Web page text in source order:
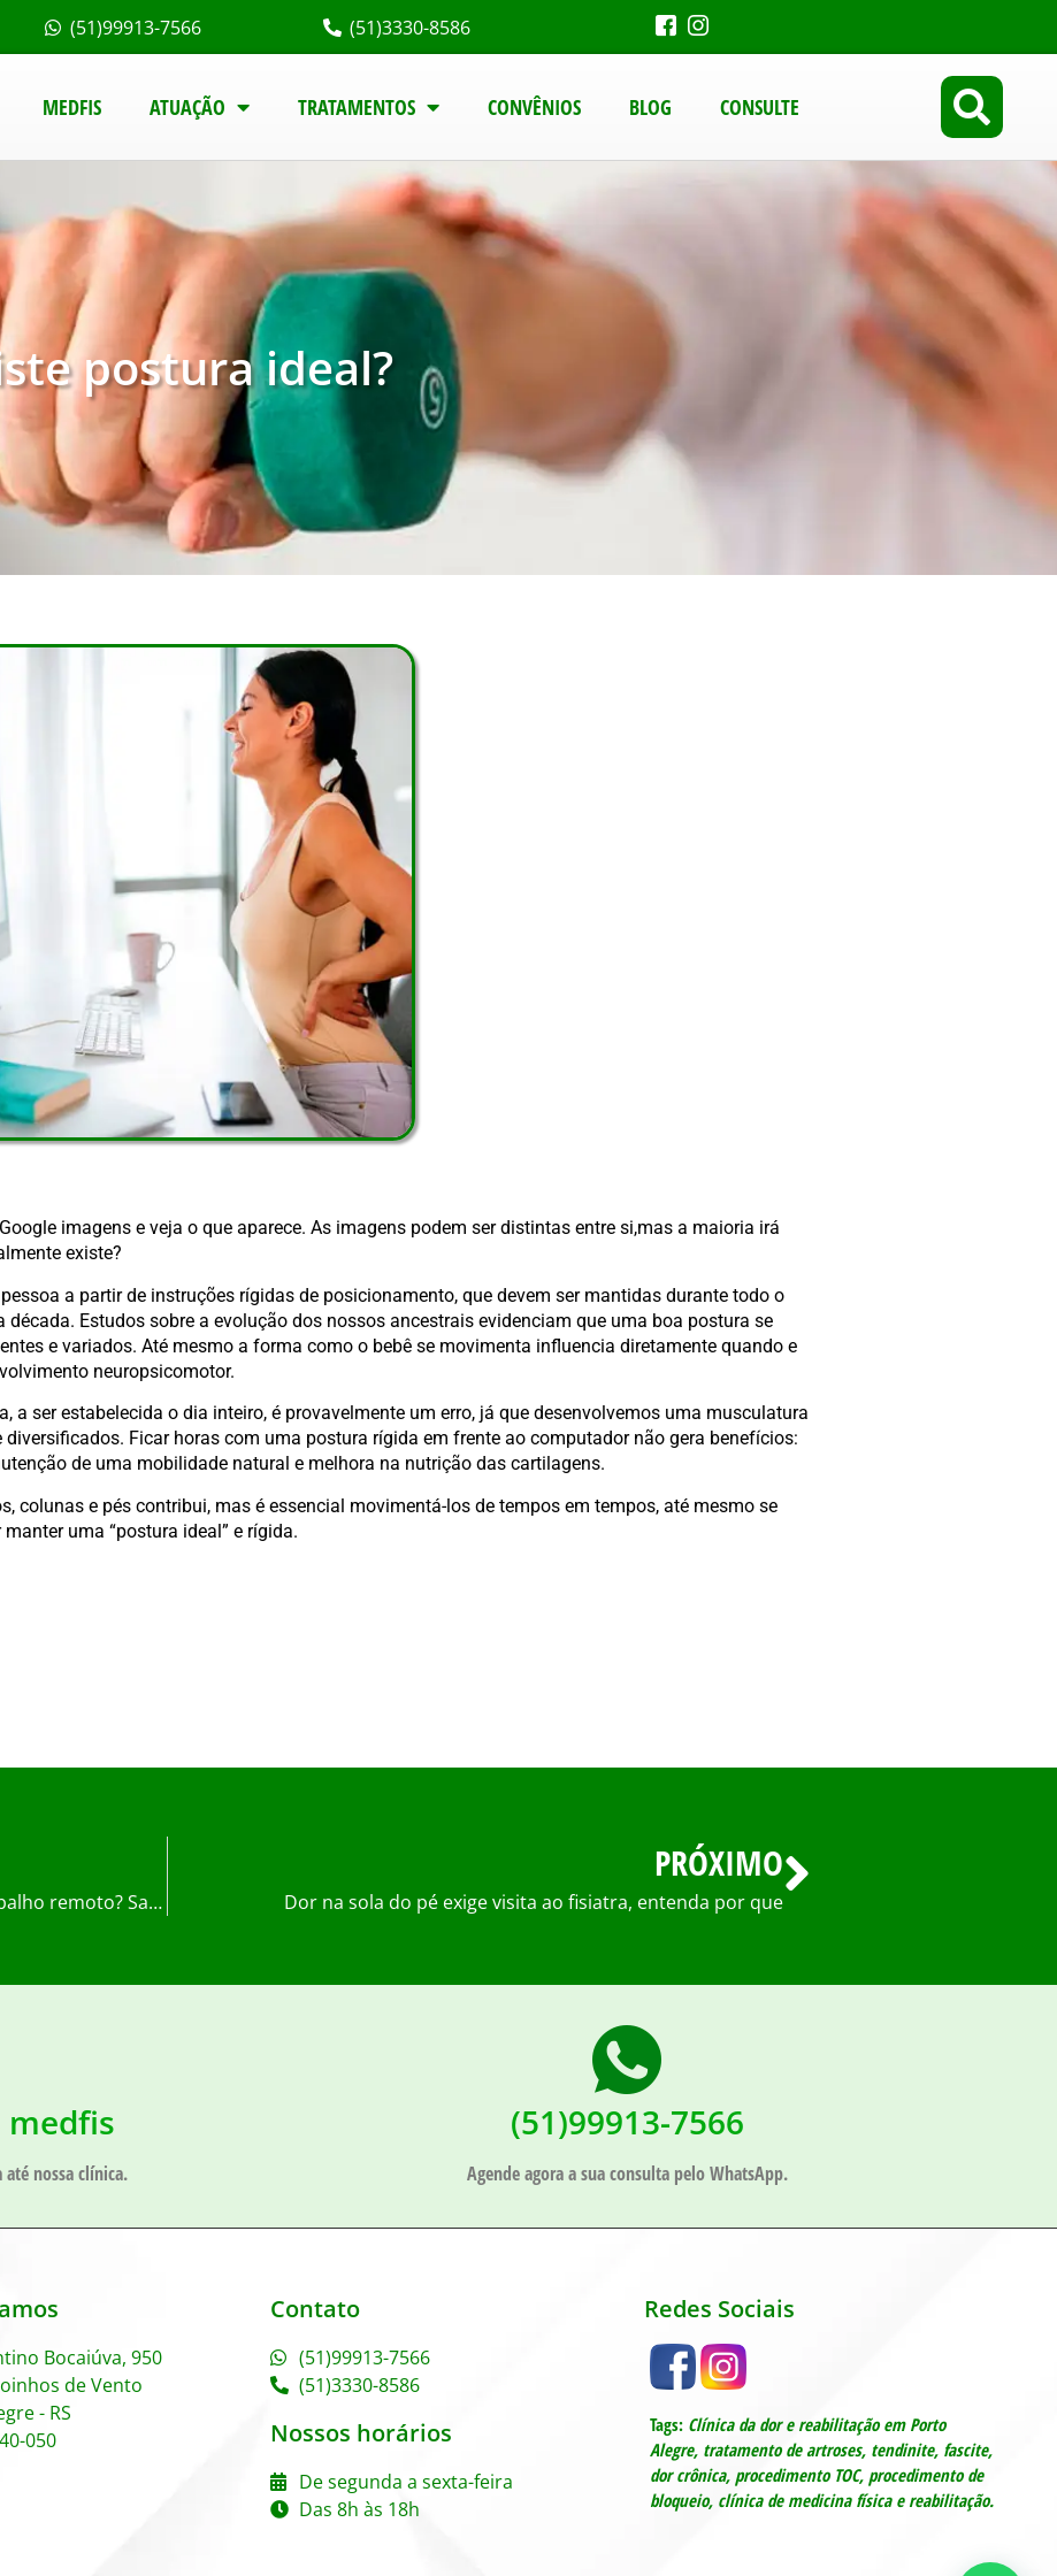
(51)99913-7566 (51)3330-8586
MEDFIS ATUAÇÃO TRATAMENTOS CONVÊNIOS BLOG CONSULTE
postura ideal?
imagens e veja o que aparece. As imagens podem ser distintas entre si,mas a maioria irá
existe?
a partir de instruções rígidas de posicionamento, que devem ser mantidas durante todo o
Estudos sobre a evolução dos nossos ancestrais evidenciam que uma boa postura se
e variados. Até mesmo a forma como o bebê se movimenta influencia diretamente quando e
neuropsicomotor.
a ser estabelecida o dia inteiro, é provavelmente um erro, já que desenvolvemos uma musculatura
Ficar horas com uma postura rígida em frente ao computador não gera benefícios:
de uma mobilidade natural e melhora na nutrição das cartilagens.
colunas e pés contribui, mas é essencial movimentá-los de tempos em tempos, até mesmo se
uma “postura ideal” e rígida.
Por que as dores na coluna aumentaram com o trabalho remoto? Saiba o que fazer para evitar o problema
PRÓXIMO
Dor na sola do pé exige visita ao fisiatra, entenda por que
medfis
nossa clínica.
(51)99913-7566
Agende agora a sua consulta pelo WhatsApp.
Bocaiúva, 950
de Vento
- RS
050
Contato
(51)99913-7566
(51)3330-8586
Nossos horários
De segunda a sexta-feira
Das 8h às 18h
Redes Sociais
Tags: Clínica da dor e reabilitação em Porto
Alegre, tratamento de artroses, tendinite, fascite,
dor crônica, procedimento TOC, procedimento de
bloqueio, clínica de medicina física e reabilitação.